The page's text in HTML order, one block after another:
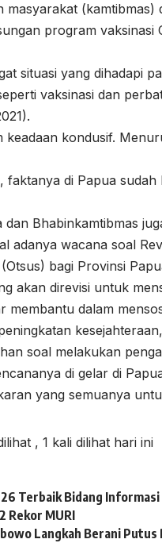
masyarakat (kamtibmas)
program vaksinasi
situasi yang dihadapi
vaksinasi dan
keadaan kondusif.
faktanya di Papua sudah
dan Bhabinkamtibmas
adanya wacana soal
bagi Provinsi
akan direvisi untuk
membantu dalam
soal melakukan
di gelar di
yang semuanya
, 1 kali dilihat hari ini
Terbaik Bidang Informasi
Rekor MURI
Langkah Berani